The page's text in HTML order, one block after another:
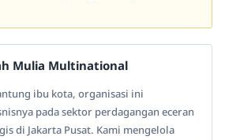
Mulia Multinational
ibu kota, organisasi ini
pada sektor perdagangan eceran
di Jakarta Pusat. Kami mengelola